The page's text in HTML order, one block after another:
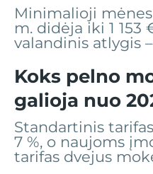
Minimalioji
m. didėja iki 1
valandinis atlygis
Koks pelno
galioja nuo
Standartinis
7 %, o naujoms
tarifas dvejus